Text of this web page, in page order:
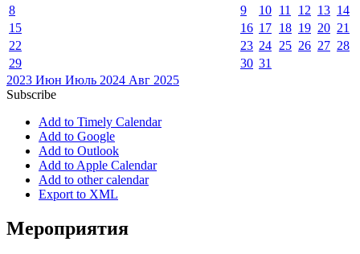
8 9 10 11 12 13 14
15
16 17 18 19 20 21
22
23 24 25 26 27 28
29
30 31
2023 Июн Июль 2024 Авг 2025
Subscribe
Add to Timely Calendar
Add to Google
Add to Outlook
Add to Apple Calendar
Add to other calendar
Export to XML
Мероприятия